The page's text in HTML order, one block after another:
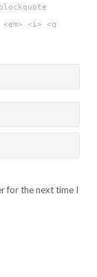
<i> <q
for the next time I